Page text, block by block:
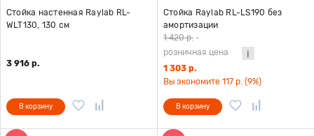
Стойка настенная Raylab RL-
WLT130, 130 см
3 916 р.
В корзину
Стойка Raylab RL-LS190 без
амортизации
1 420 р. -
розничная цена
1 303 р.
Вы экономите 117 р. (9%)
В корзину